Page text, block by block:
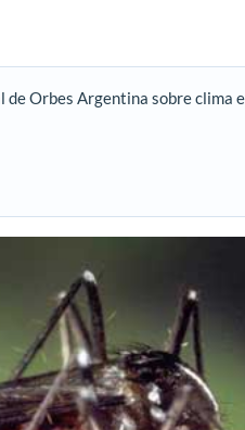
de Orbes Argentina sobre clima